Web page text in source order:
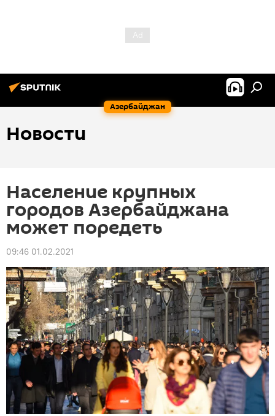
Азербайджан
Новости
Население крупных
городов Азербайджана
может поредеть
09:46 01.02.2021